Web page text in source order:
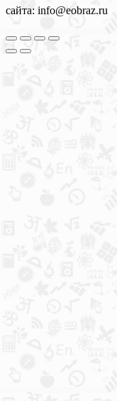
сайта: info@eobraz.ru